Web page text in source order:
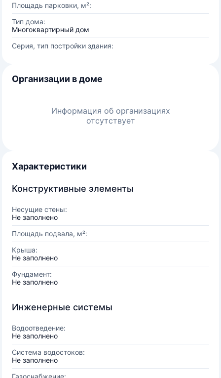
Площадь парковки, м²:
Тип дома:
Многоквартирный дом
Серия, тип постройки здания:
Организации в доме
Информация об организациях
отсутствует
Характеристики
Конструктивные элементы
Несущие стены:
Не заполнено
Площадь подвала, м²:
Крыша:
Не заполнено
Фундамент:
Не заполнено
Инженерные системы
Водоотведение:
Не заполнено
Система водостоков:
Не заполнено
Газоснабжение: